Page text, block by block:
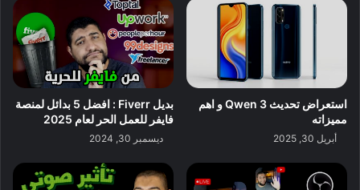
استعراض تحديث Qwen 3 و اهم
مميزاته
أبريل 30, 2025
بديل Fiverr : افضل 5 بدائل لمنصة
فايفر للعمل الحر لعام 2025
ديسمبر 30, 2024